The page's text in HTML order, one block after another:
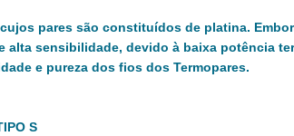
pares são constituídos de platina.
alta sensibilidade, devido à baixa potência
e pureza dos fios dos Termopares.
S